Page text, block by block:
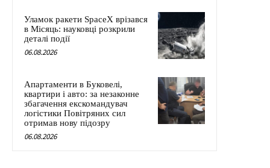
Уламок ракети SpaceX врізався
в Місяць: науковці розкрили
деталі події
06.08.2026
Апартаменти в Буковелі,
квартири і авто: за незаконне
збагачення екскомандувач
логістики Повітряних сил
отримав нову підозру
06.08.2026